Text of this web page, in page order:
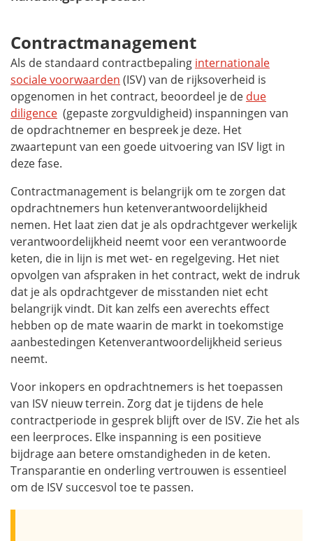
Contractmanagement
Als de standaard contractbepaling internationale
sociale voorwaarden (ISV) van de rijksoverheid is
opgenomen in het contract, beoordeel je de due
diligence (gepaste zorgvuldigheid) inspanningen van
de opdrachtnemer en bespreek je deze. Het
zwaartepunt van een goede uitvoering van ISV ligt in
deze fase.
Contractmanagement is belangrijk om te zorgen dat
opdrachtnemers hun ketenverantwoordelijkheid
nemen. Het laat zien dat je als opdrachtgever werkelijk
verantwoordelijkheid neemt voor een verantwoorde
keten, die in lijn is met wet- en regelgeving. Het niet
opvolgen van afspraken in het contract, wekt de indruk
dat je als opdrachtgever de misstanden niet echt
belangrijk vindt. Dit kan zelfs een averechts effect
hebben op de mate waarin de markt in toekomstige
aanbestedingen Ketenverantwoordelijkheid serieus
neemt.
Voor inkopers en opdrachtnemers is het toepassen
van ISV nieuw terrein. Zorg dat je tijdens de hele
contractperiode in gesprek blijft over de ISV. Zie het als
een leerproces. Elke inspanning is een positieve
bijdrage aan betere omstandigheden in de keten.
Transparantie en onderling vertrouwen is essentieel
om de ISV succesvol toe te passen.